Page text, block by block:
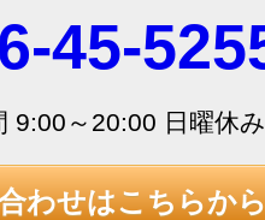
45-
9:00～20:00 日曜休み
わせはこちらか